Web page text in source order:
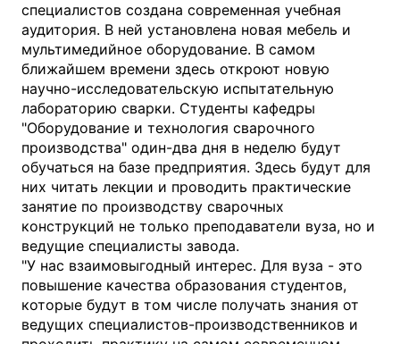
специалистов создана современная учебная
аудитория. В ней установлена новая мебель и
мультимедийное оборудование. В самом
ближайшем времени здесь откроют новую
научно-исследовательскую испытательную
лабораторию сварки. Студенты кафедры
"Оборудование и технология сварочного
производства" один-два дня в неделю будут
обучаться на базе предприятия. Здесь будут для
них читать лекции и проводить практические
занятие по производству сварочных
конструкций не только преподаватели вуза, но и
ведущие специалисты завода.
"У нас взаимовыгодный интерес. Для вуза - это
повышение качества образования студентов,
которые будут в том числе получать знания от
ведущих специалистов-производственников и